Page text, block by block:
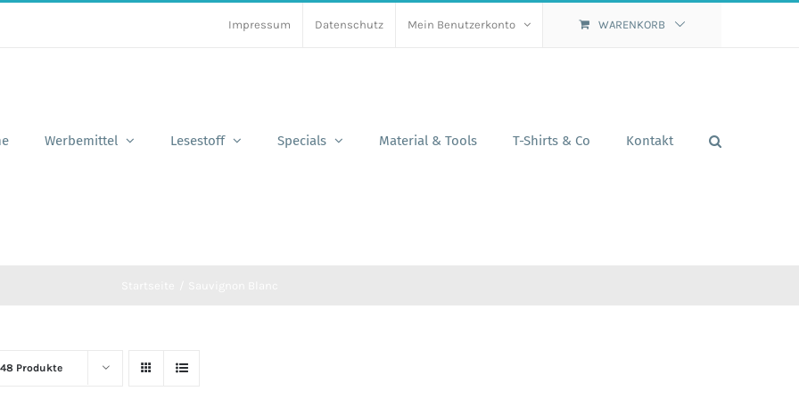
Impressum Datenschutz Mein Benutzerkonto WARENKORB
Werbemittel Lesestoff Specials Material & Tools T-Shirts & Co Kontakt
48 Produkte